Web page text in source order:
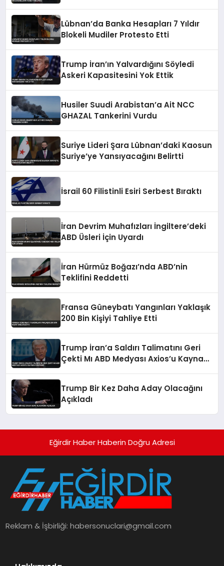
Lübnan’da Banka Hesapları 7 Yıldır
Blokeli Mudiler Protesto Etti
Trump İran’ın Yalvardığını Söyledi
Askeri Kapasitesini Yok Ettik
Husiler Suudi Arabistan’a Ait NCC
GHAZAL Tankerini Vurdu
Suriye Lideri Şara Lübnan’daki Kaosun
Suriye’ye Yansıyacağını Belirtti
İsrail 60 Filistinli Esiri Serbest Bıraktı
İran Devrim Muhafızları İngiltere’deki
ABD Üsleri İçin Uyardı
İran Hürmüz Boğazı’nda ABD’nin
Teklifini Reddetti
Fransa Güneybatı Yangınları Yaklaşık
200 Bin Kişiyi Tahliye Etti
Trump İran’a Saldırı Talimatını Geri
Çekti Mı ABD Medyası Axios’u Kaynak
Trump Bir Kez Daha Aday Olacağını
Açıkladı
Eğirdir Haber Haberin Doğru Adresi
Reklam & İşbirliği:habersonuclari@gmail.com